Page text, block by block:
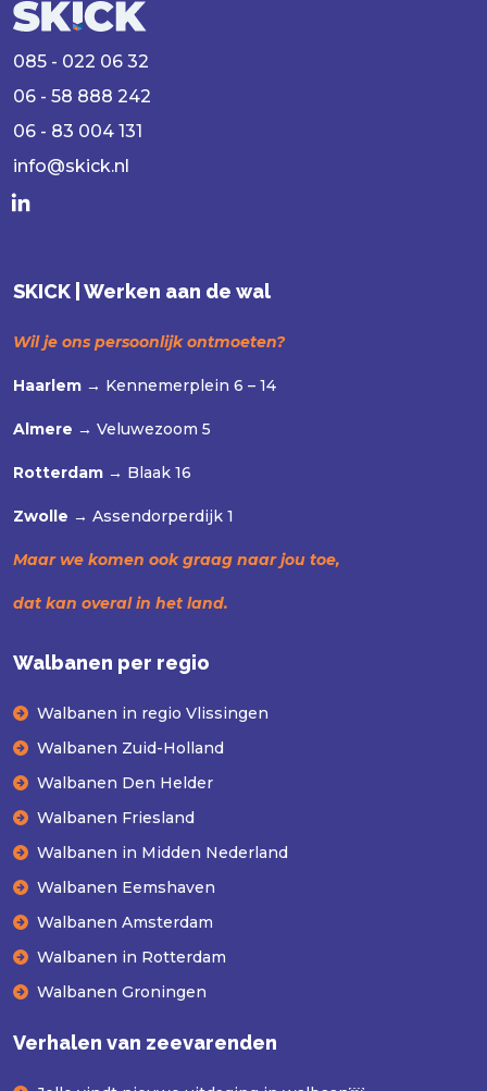
085 - 022 06 32
06 - 58 888 242
06 - 83 004 131
info@skick.nl
SKICK | Werken aan de wal
Wil je ons persoonlijk ontmoeten?
Haarlem → Kennemerplein 6 – 14
Almere → Veluwezoom 5
Rotterdam → Blaak 16
Zwolle → Assendorperdijk 1
Maar we komen ook graag naar jou toe,
dat kan overal in het land.
Walbanen per regio
Walbanen in regio Vlissingen
Walbanen Zuid-Holland
Walbanen Den Helder
Walbanen Friesland
Walbanen in Midden Nederland
Walbanen Eemshaven
Walbanen Amsterdam
Walbanen in Rotterdam
Walbanen Groningen
Verhalen van zeevarenden